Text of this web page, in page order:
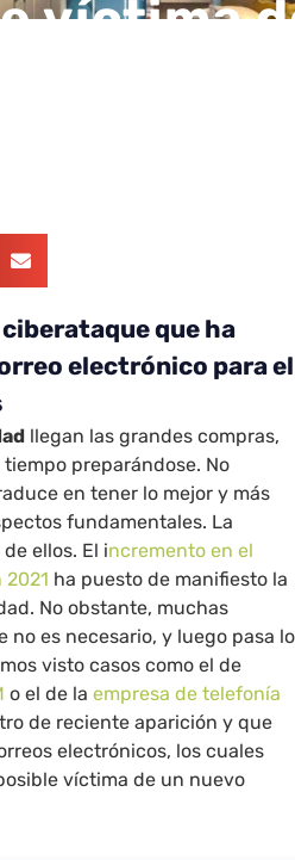
víctima
que ha
electrónico para el
llegan las grandes compras,
preparándose. No
en tener lo mejor y más
fundamentales. La
ellos. El incremento en el
ha puesto de manifiesto la
No obstante, muchas
es necesario, y luego pasa lo
visto casos como el de
o el de laempresa de telefonía
de reciente aparición y que
electrónicos, los cuales
víctima de un nuevo